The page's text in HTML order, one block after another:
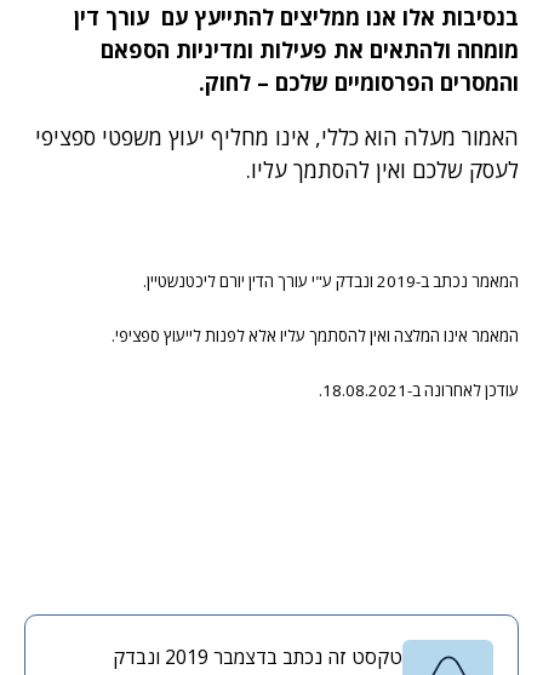
בנסיבות אלו אנו ממליצים להתייעץ עם עורך דין
מומחה ולהתאים את פעילות ומדיניות הספאם
והמסרים הפרסומיים שלכם – לחוק.
האמור מעלה הוא כללי, אינו מחליף יעוץ משפטי ספציפי
לעסק שלכם ואין להסתמך עליו.
המאמר נכתב ב-2019 ונבדק ע"י עורך הדין יורם ליכטנשטיין.
המאמר אינו המלצה ואין להסתמך עליו אלא לפנות לייעוץ ספציפי.
עודכן לאחרונה ב-18.08.2021.
טקסט זה נכתב בדצמבר 2019 ונבדק